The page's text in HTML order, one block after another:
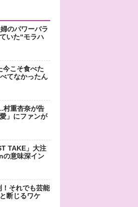
のパワーバラ
いた“モラハ
今こそ食べた
てなかったん
村重杏奈が告
」にファンが
TAKE」大注
の意味深イン
それでも芸能
断じるワケ